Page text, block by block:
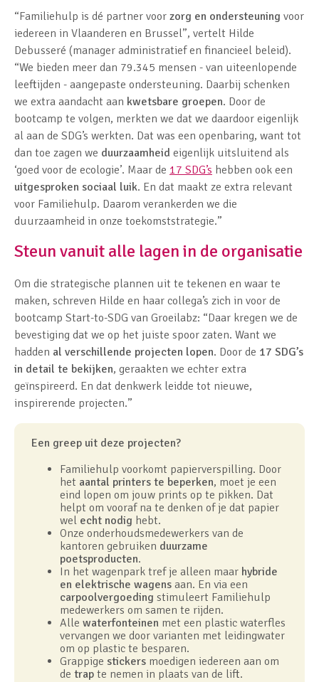
“Familiehulp is dé partner voor zorg en ondersteuning voor
iedereen in Vlaanderen en Brussel”, vertelt Hilde
Debusseré (manager administratief en financieel beleid).
“We bieden meer dan 79.345 mensen - van uiteenlopende
leeftijden - aangepaste ondersteuning. Daarbij schenken
we extra aandacht aan kwetsbare groepen. Door de
bootcamp te volgen, merkten we dat we daardoor eigenlijk
al aan de SDG’s werkten. Dat was een openbaring, want tot
dan toe zagen we duurzaamheid eigenlijk uitsluitend als
‘goed voor de ecologie’. Maar de 17 SDG’s hebben ook een
uitgesproken sociaal luik. En dat maakt ze extra relevant
voor Familiehulp. Daarom verankerden we die
duurzaamheid in onze toekomststrategie.”
Steun vanuit alle lagen in de organisatie
Om die strategische plannen uit te tekenen en waar te
maken, schreven Hilde en haar collega’s zich in voor de
bootcamp Start-to-SDG van Groeilabz: “Daar kregen we de
bevestiging dat we op het juiste spoor zaten. Want we
hadden al verschillende projecten lopen. Door de 17 SDG’s
in detail te bekijken, geraakten we echter extra
geïnspireerd. En dat denkwerk leidde tot nieuwe,
inspirerende projecten.”
Een greep uit deze projecten?
Familiehulp voorkomt papierverspilling. Door
het aantal printers te beperken, moet je een
eind lopen om jouw prints op te pikken. Dat
helpt om vooraf na te denken of je dat papier
wel echt nodig hebt.
Onze onderhoudsmedewerkers van de
kantoren gebruiken duurzame
poetsproducten.
In het wagenpark tref je alleen maar hybride
en elektrische wagens aan. En via een
carpoolvergoeding stimuleert Familiehulp
medewerkers om samen te rijden.
Alle waterfonteinen met een plastic waterfles
vervangen we door varianten met leidingwater
om op plastic te besparen.
Grappige stickers moedigen iedereen aan om
de trap te nemen in plaats van de lift.